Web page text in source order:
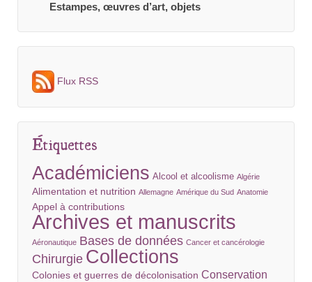
Estampes, œuvres d’art, objets
Flux RSS
Étiquettes
Académiciens Alcool et alcoolisme Algérie
Alimentation et nutrition Allemagne Amérique du Sud Anatomie
Appel à contributions
Archives et manuscrits
Aéronautique Bases de données Cancer et cancérologie
Chirurgie Collections
Colonies et guerres de décolonisation Conservation